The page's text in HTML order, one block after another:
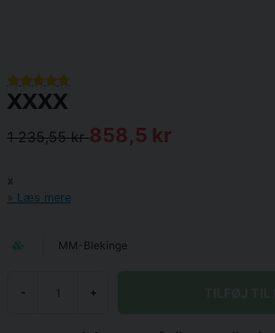
XXXX
1 235,55 kr858,5 kr
x
Læs mere
MM-Blekinge
- +